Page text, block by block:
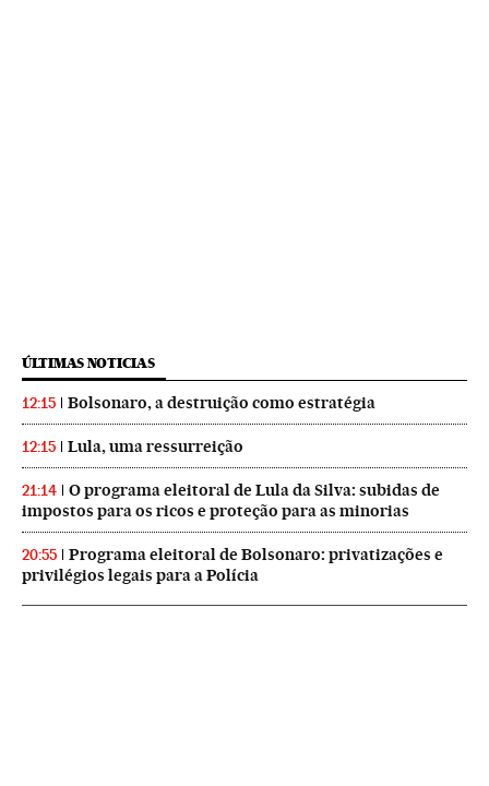
ÚLTIMAS NOTICIAS
12:15 Bolsonaro, a destruição como estratégia
12:15 Lula, uma ressurreição
21:14
O programa eleitoral de Lula da Silva: subidas de
impostos para os ricos e proteção para as minorias
20:55
Programa eleitoral de Bolsonaro: privatizações e
privilégios legais para a Polícia